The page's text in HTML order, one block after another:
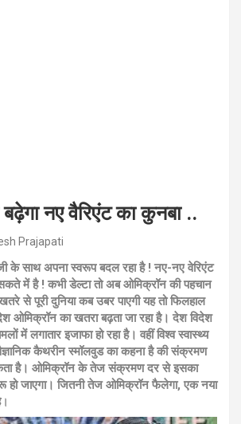
नए वैरिएंट का कुनबा ..
Prajapati
के साथ अपना स्वरूप बदल रहा है ! नए-नए वेरिएंट
में है ! कभी डेल्टा तो अब ओमिक्रॉन की पहचान
से पूरी दुनिया कब उबर पाएगी यह तो फिलहाल
ओमिक्रॉन का खतरा बढ़ता जा रहा है। देश विदेश
में लगातार इजाफा हो रहा है। वहीं विश्व स्वास्थ्य
कैथरीन स्मॉलवुड का कहना है की संक्रमण
है। ओमिक्रॉन के तेज संक्रमण दर से इसका
हो जाएगा। जितनी तेज ओमिक्रॉन फैलेगा, एक नया
।